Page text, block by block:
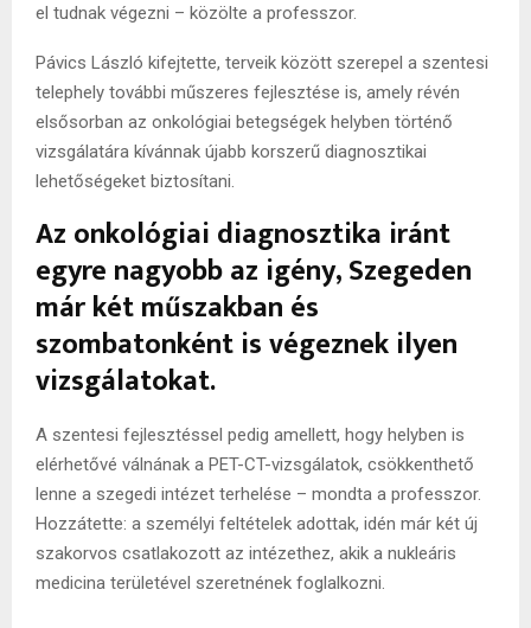
el tudnak végezni – közölte a professzor.
Pávics László kifejtette, terveik között szerepel a szentesi
telephely további műszeres fejlesztése is, amely révén
elsősorban az onkológiai betegségek helyben történő
vizsgálatára kívánnak újabb korszerű diagnosztikai
lehetőségeket biztosítani.
Az onkológiai diagnosztika iránt
egyre nagyobb az igény, Szegeden
már két műszakban és
szombatonként is végeznek ilyen
vizsgálatokat.
A szentesi fejlesztéssel pedig amellett, hogy helyben is
elérhetővé válnának a PET-CT-vizsgálatok, csökkenthető
lenne a szegedi intézet terhelése – mondta a professzor.
Hozzátette: a személyi feltételek adottak, idén már két új
szakorvos csatlakozott az intézethez, akik a nukleáris
medicina területével szeretnének foglalkozni.